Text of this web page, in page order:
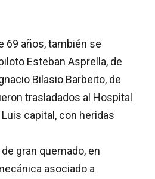
69 años, también se
Esteban Asprella, de
Bilasio Barbeito, de
trasladados al Hospital
capital, con heridas
gran quemado, en
asociado a